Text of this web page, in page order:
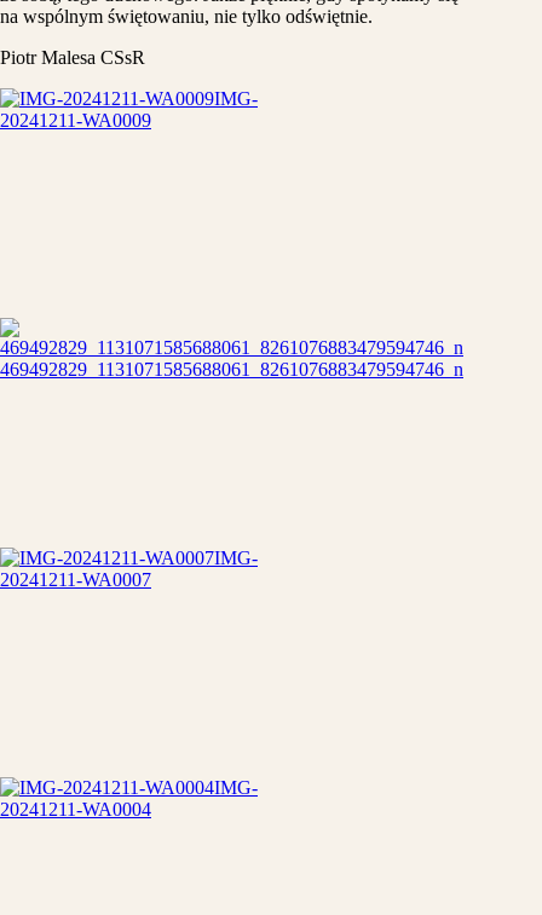
na wspólnym świętowaniu, nie tylko odświętnie.
Piotr Malesa CSsR
IMG-
20241211-WA0009
469492829_1131071585688061_8261076883479594746_n
IMG-
20241211-WA0007
IMG-
20241211-WA0004